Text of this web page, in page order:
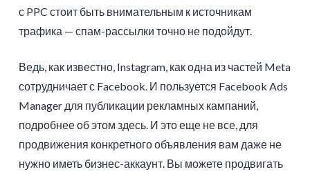
с PPC стоит быть внимательным к источникам
трафика — спам-рассылки точно не подойдут.
Ведь, как известно, Instagram, как одна из частей Meta
сотрудничает с Facebook. И пользуется Facebook Ads
Manager для публикации рекламных кампаний,
подробнее об этом здесь. И это еще не все, для
продвижения конкретного объявления вам даже не
нужно иметь бизнес-аккаунт. Вы можете продвигать